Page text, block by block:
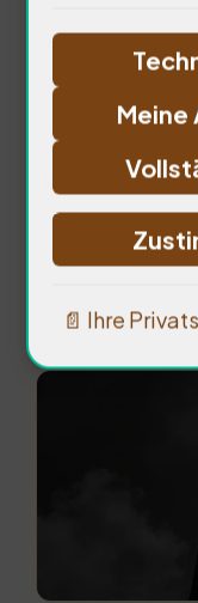
effektiv
• Quelle:
und Trauma,. 16
Krieges
Meine
📄 Ihre